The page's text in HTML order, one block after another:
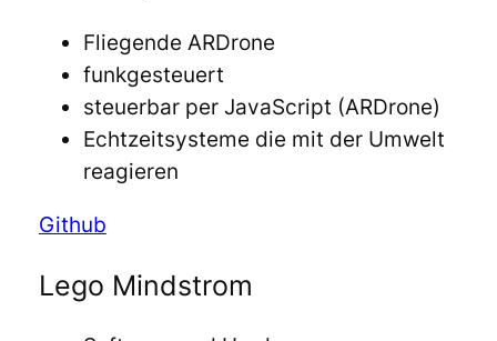
Fliegende ARDrone
funkgesteuert
steuerbar per JavaScript (ARDrone)
Echtzeitsysteme die mit der Umwelt
reagieren
Github
Lego Mindstrom